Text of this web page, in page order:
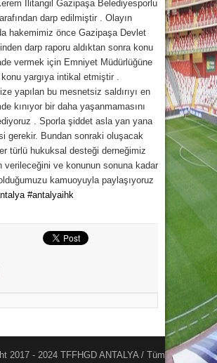
İlitangil Gazipaşa Belediyesporlu
darp edilmiştir . Olayın
hakemimiz önce Gazipaşa Devlet
darp raporu aldıktan sonra konu
vermek için Emniyet Müdürlüğüne
yargıya intikal etmiştir .
yapılan bu mesnetsiz saldırıyı en
kınıyor bir daha yaşanmamasını
. Sporla şiddet asla yan yana
gerekir. Bundan sonraki oluşacak
türlü hukuksal desteği derneğimiz
verileceğini ve konunun sonuna kadar
kamuoyuyla paylaşıyoruz
#antalyaihk
2017 - 2024 TFFHGD ANTALYA / Tüm